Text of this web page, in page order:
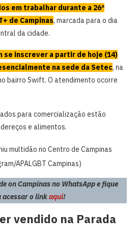
em trabalhar durante a 26ª
de Campinas, marcada para o dia
da cidade.
se inscrever a partir de hoje (14)
na sede da Setec, na
bairro Swift. O atendimento ocorre
para comercialização estão
e alimentos.
multidão no Centro de Campinas
APALGBT Campinas)
on Campinas no WhatsApp e fique
acessar o linkaqui!
vendido na Parada